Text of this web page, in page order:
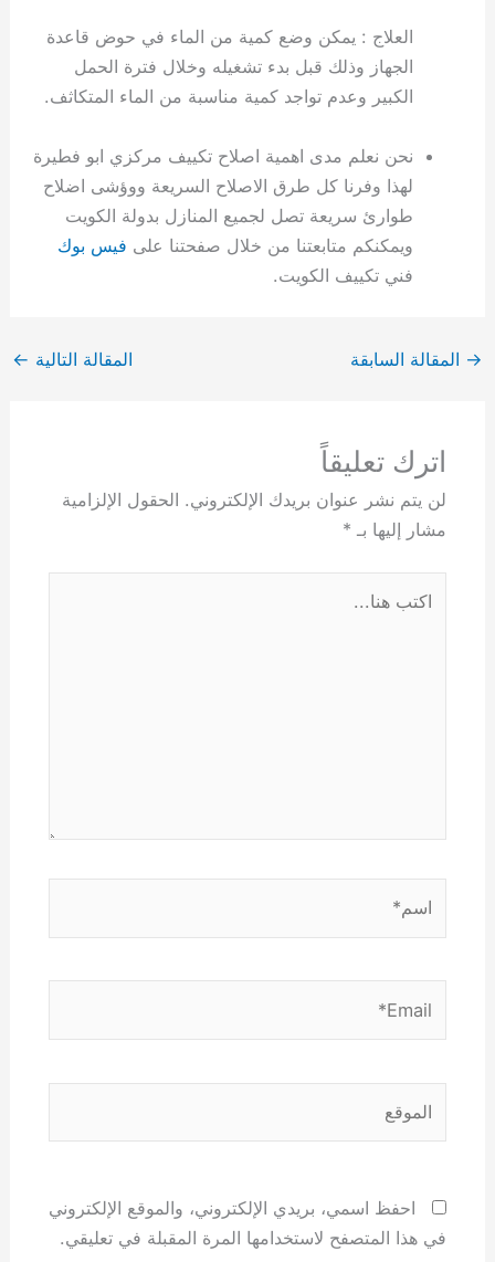
العلاج : يمكن وضع كمية من الماء في حوض قاعدة
الجهاز وذلك قبل بدء تشغيله وخلال فترة الحمل
الكبير وعدم تواجد كمية مناسبة من الماء المتكاثف.
نحن نعلم مدى اهمية اصلاح تكييف مركزي ابو فطيرة
لهذا وفرنا كل طرق الاصلاح السريعة ووؤشى اضلاح
طوارئ سريعة تصل لجميع المنازل بدولة الكويت
ويمكنكم متابعتنا من خلال صفحتنا على فيس بوك
فني تكييف الكويت.
→ المقالة السابقة المقالة التالية ←
اترك تعليقاً
لن يتم نشر عنوان بريدك الإلكتروني. الحقول الإلزامية
مشار إليها بـ *
هنا...
احفظ اسمي، بريدي الإلكتروني، والموقع الإلكتروني
في هذا المتصفح لاستخدامها المرة المقبلة في تعليقي.